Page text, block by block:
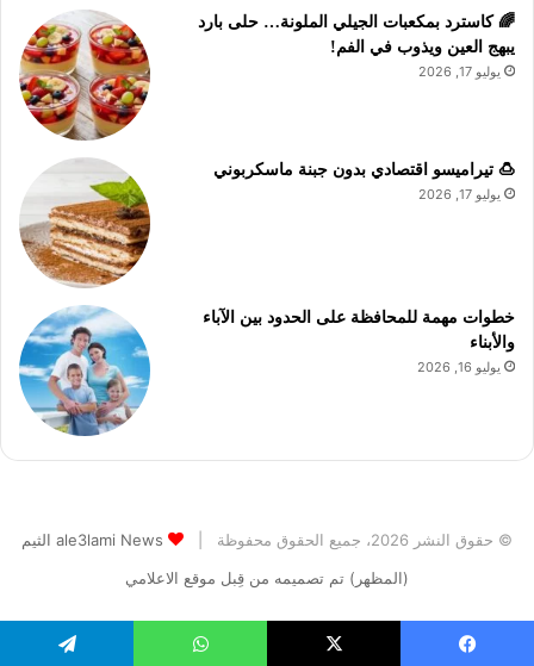
🌈 كاسترد بمكعبات الجيلي الملونة… حلى بارد
يبهج العين ويذوب في الفم!
يوليو 17, 2026
🍮 تيراميسو اقتصادي بدون جبنة ماسكربوني
يوليو 17, 2026
خطوات مهمة للمحافظة على الحدود بين الآباء
والأبناء
يوليو 16, 2026
© حقوق النشر 2026، جميع الحقوق محفوظة |
ale3lami News الثيم
(المظهر) تم تصميمه من قِبل موقع الاعلامي